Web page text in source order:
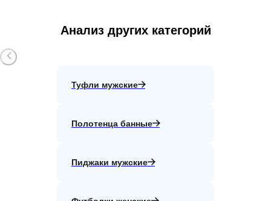
Анализ других категорий
Туфли мужские
Полотенца банные
Пиджаки мужские